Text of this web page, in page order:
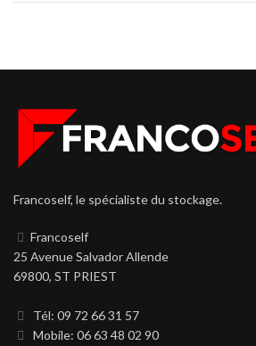
Francoself, le spécialiste du stockage.
Francoself
25 Avenue Salvador Allende
69800, ST PRIEST
Tél: 09 72 66 31 57
Mobile: 06 63 48 02 90